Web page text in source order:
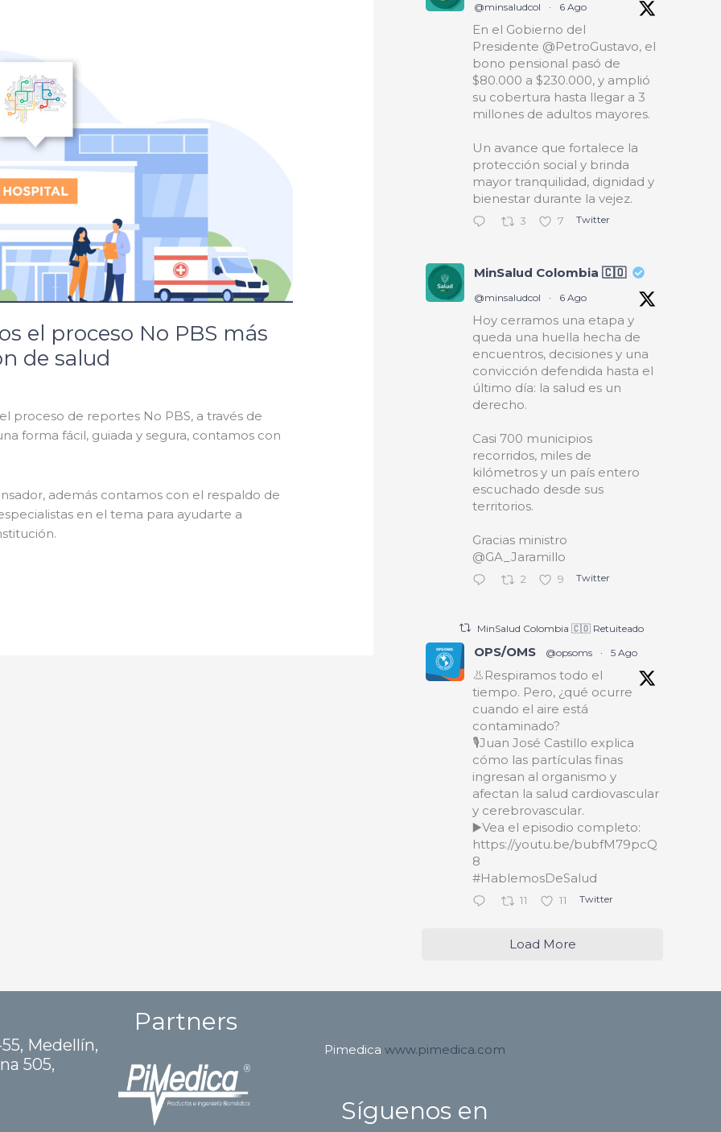
el proceso No PBS más
de salud
proceso de reportes No PBS, a través de
forma fácil, guiada y segura, contamos con
además contamos con el respaldo de
en el tema para ayudarte a
@minsaludcol · 6 Ago
En el Gobierno del
Presidente @PetroGustavo, el
bono pensional pasó de
$80.000 a $230.000, y amplió
su cobertura hasta llegar a 3
millones de adultos mayores.
Un avance que fortalece la
protección social y brinda
mayor tranquilidad, dignidad y
bienestar durante la vejez.
3 7 Twitter
MinSalud Colombia 🇨🇴
@minsaludcol · 6 Ago
Hoy cerramos una etapa y
queda una huella hecha de
encuentros, decisiones y una
convicción defendida hasta el
último día: la salud es un
derecho.
Casi 700 municipios
recorridos, miles de
kilómetros y un país entero
escuchado desde sus
territorios.
Gracias ministro
@GA_Jaramillo
2 9 Twitter
MinSalud Colombia 🇨🇴 Retuiteado
OPS/OMS @opsoms · 5 Ago
👃Respiramos todo el
tiempo. Pero, ¿qué ocurre
cuando el aire está
contaminado?
🎙️Juan José Castillo explica
cómo las partículas finas
ingresan al organismo y
afectan la salud cardiovascular
y cerebrovascular.
▶️Vea el episodio completo:
https://youtu.be/bubfM79pcQ
8
#HablemosDeSalud
11 11 Twitter
Load More
55, Medellín,
505,
Partners
Pimedicawww.pimedica.com
Síguenos en